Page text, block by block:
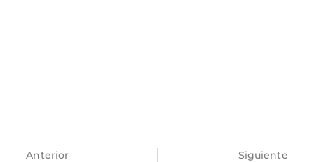
Anterior Siguiente